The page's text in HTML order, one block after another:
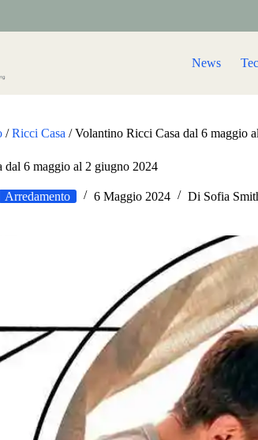
News
/Ricci Casa /Volantino Ricci Casa dal 6 maggio
dal 6 maggio al 2 giugno 2024
Arredamento 6 Maggio 2024 Di Sofia